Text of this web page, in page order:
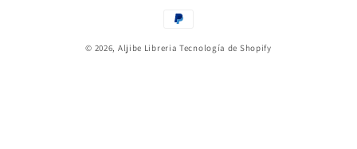
Formas
pago
© 2026, Aljibe Libreria Tecnología de Shopify